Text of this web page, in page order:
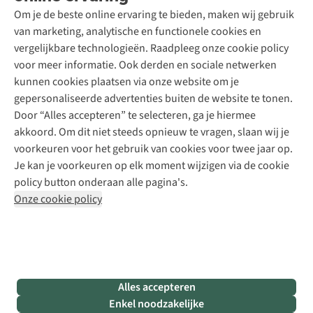
Om je de beste online ervaring te bieden, maken wij gebruik
van marketing, analytische en functionele cookies en
vergelijkbare technologieën. Raadpleeg onze cookie policy
voor meer informatie. Ook derden en sociale netwerken
kunnen cookies plaatsen via onze website om je
gepersonaliseerde advertenties buiten de website te tonen.
Door “Alles accepteren” te selecteren, ga je hiermee
akkoord. Om dit niet steeds opnieuw te vragen, slaan wij je
voorkeuren voor het gebruik van cookies voor twee jaar op.
Je kan je voorkeuren op elk moment wijzigen via de cookie
policy button onderaan alle pagina's.
Onze cookie policy
Alles accepteren
Enkel noodzakelijke
Schoenonderhoud
Schoenherstelling
Kledingherstelling
Retouches
Voor bedrijven
Explore Academy
Explore Camp
Gear Check
Inspiratie & advies
Meld je aan voor de nieuwsbrief
Follow us
Disclaimer Privacy Policy
Algemene voorwaarden
Cookie Policy